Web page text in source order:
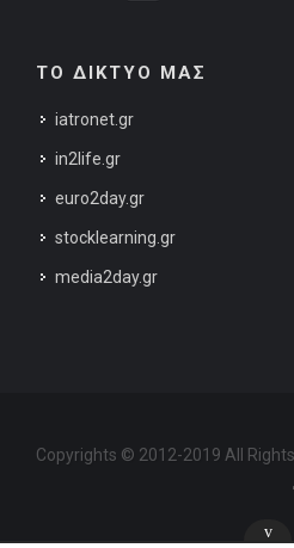
ΤΟ ΔΙΚΤΥΟ ΜΑΣ
iatronet.gr
in2life.gr
euro2day.gr
stocklearning.gr
media2day.gr
Copyrights © 2012-2019 All
v